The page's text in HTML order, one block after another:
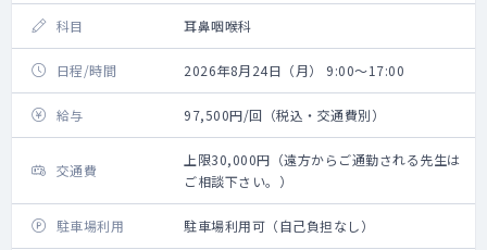
科目 耳鼻咽喉科
日程/時間 2026年8月24日（月） 9:00～17:00
給与 97,500円/回（税込・交通費別）
交通費
上限30,000円（遠方からご通勤される先生は
ご相談下さい。）
駐車場利用 駐車場利用可（自己負担なし）